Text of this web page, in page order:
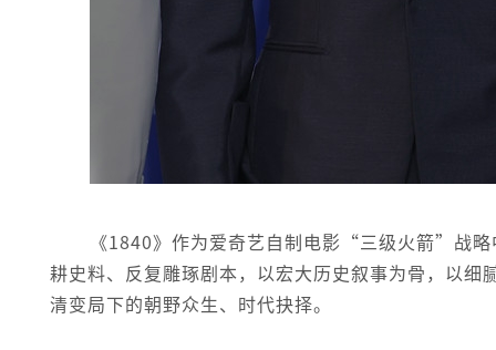
《1840》作为爱奇艺自制电影“三级火箭”战
耕史料、反复雕琢剧本，以宏大历史叙事为骨，以
清变局下的朝野众生、时代抉择。